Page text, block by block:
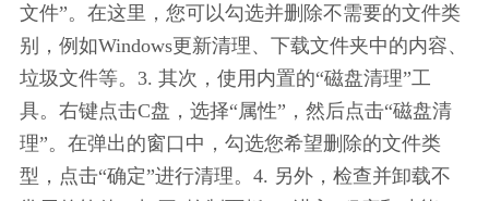
文件”。在这里，您可以勾选并删除不需要的文件类
别，例如Windows更新清理、下载文件夹中的内容、
垃圾文件等。3. 其次，使用内置的“磁盘清理”工
具。右键点击C盘，选择“属性”，然后点击“磁盘清
理”。在弹出的窗口中，勾选您希望删除的文件类
型，点击“确定”进行清理。4. 另外，检查并卸载不